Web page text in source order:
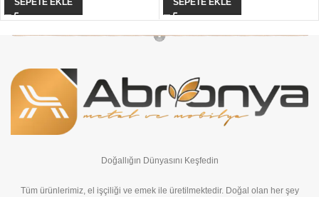
SEPETE EKLE SEPETE EKLE
Doğallığın Dünyasını Keşfedin
Tüm ürünlerimiz, el işçiliği ve emek ile üretilmektedir. Doğal olan her şey